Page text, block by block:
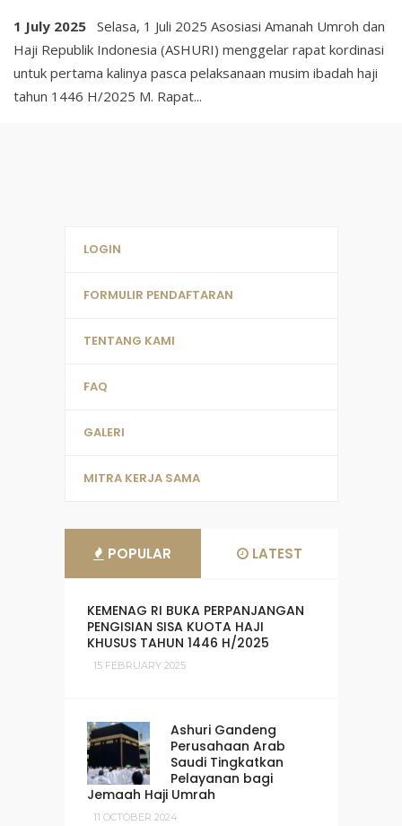
1 July 2025 Selasa, 1 Juli 2025 Asosiasi Amanah Umroh dan
Haji Republik Indonesia (ASHURI) menggelar rapat kordinasi
untuk pertama kalinya pasca pelaksanaan musim ibadah haji
tahun 1446 H/2025 M. Rapat...
LOGIN
FORMULIR PENDAFTARAN
TENTANG KAMI
FAQ
GALERI
MITRA KERJA SAMA
POPULAR LATEST
KEMENAG RI BUKA PERPANJANGAN
PENGISIAN SISA KUOTA HAJI
KHUSUS TAHUN 1446 H/2025
15 FEBRUARY 2025
Ashuri Gandeng
Perusahaan Arab
Saudi Tingkatkan
Pelayanan bagi
Jemaah Haji Umrah
11 OCTOBER 2024